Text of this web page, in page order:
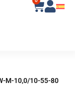
M-10,0/10-55-80